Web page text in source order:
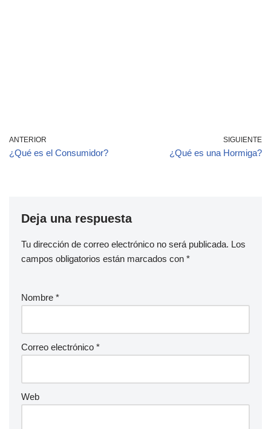
ANTERIOR
¿Qué es el Consumidor?
SIGUIENTE
¿Qué es una Hormiga?
Deja una respuesta
Tu dirección de correo electrónico no será publicada. Los
campos obligatorios están marcados con *
Nombre *
Correo electrónico *
Web